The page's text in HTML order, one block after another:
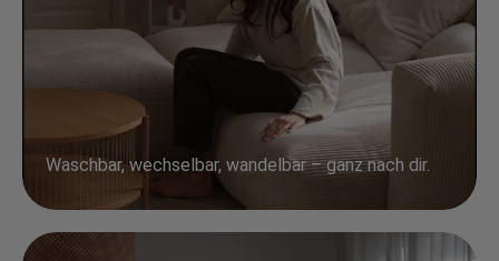
Waschbar, wechselbar, wandelbar – ganz nach dir.